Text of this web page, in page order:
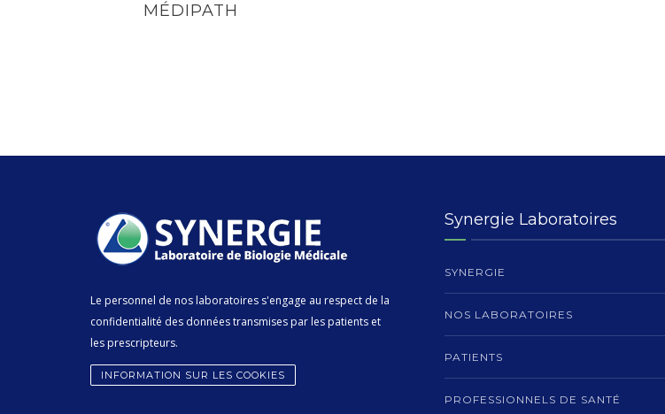
MÉDIPATH
Le personnel de nos laboratoires s'engage au respect de la
confidentialité des données transmises par les patients et
les prescripteurs.
INFORMATION SUR LES COOKIES
Synergie Laboratoires
SYNERGIE
NOS LABORATOIRES
PATIENTS
PROFESSIONNELS DE SANTÉ